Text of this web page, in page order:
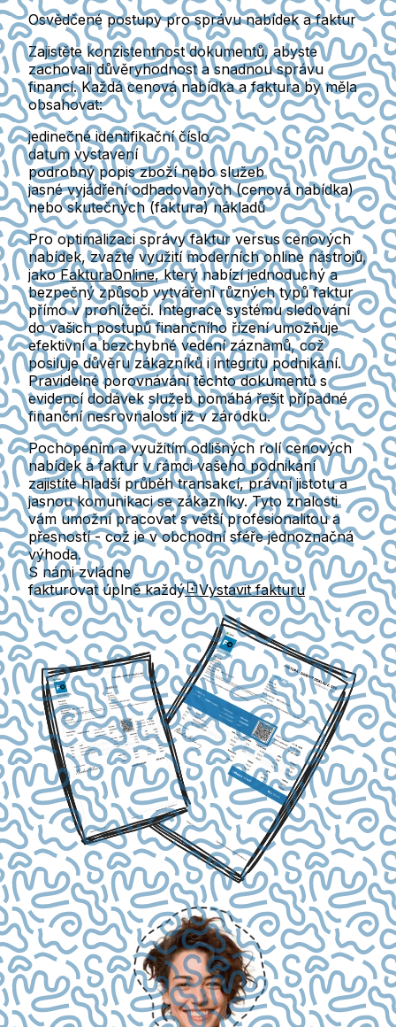
Osvědčené postupy pro správu nabídek a faktur
Zajistěte konzistentnost dokumentů, abyste
zachovali důvěryhodnost a snadnou správu
financí. Každá cenová nabídka a faktura by měla
obsahovat:
jedinečné identifikační číslo
datum vystavení
podrobný popis zboží nebo služeb
jasné vyjádření odhadovaných (cenová nabídka)
nebo skutečných (faktura) nákladů
Pro optimalizaci správy faktur versus cenových
nabídek, zvažte využití moderních online nástrojů,
jakoFakturaOnline, který nabízí jednoduchý a
bezpečný způsob vytváření různých typů faktur
přímo v prohlížeči. Integrace systému sledování
do vašich postupů finančního řízení umožňuje
efektivní a bezchybné vedení záznamů, což
posiluje důvěru zákazníků i integritu podnikání.
Pravidelné porovnávání těchto dokumentů s
evidencí dodávek služeb pomáhá řešit případné
finanční nesrovnalosti již v zárodku.
Pochopením a využitím odlišných rolí cenových
nabídek a faktur v rámci vašeho podnikání
zajistíte hladší průběh transakcí, právní jistotu a
jasnou komunikaci se zákazníky. Tyto znalosti
vám umožní pracovat s větší profesionalitou a
přesností - což je v obchodní sféře jednoznačná
výhoda.
S námi zvládne
fakturovat úplně každý
Vystavit fakturu